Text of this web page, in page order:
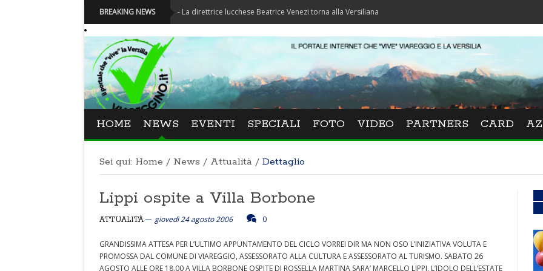
BREAKING NEWS
Festival La Versiliana - La direttrice lucchese Beatrice Venezi torna alla Versiliana
HOME NEWS EVENTI SPECIALI FOTO VIDEO PARTNERS CARD
Sei qui: Home / News / Attualità / Dettaglio
Lippi ospite a Villa Borbone
ATTUALITÀ giovedì 24 agosto 2006 0
GRANDISSIMA ATTESA PER L’ULTIMO APPUNTAMENTO DEL CICLO VORREI DIR MA NON OSO L’INIZIATIVA VOLUTA E
PROMOSSA DAL COMUNE DI VIAREGGIO, ASSESSORATO ALLA CULTURA E ASSESSORATO AL TURISMO. SABATO 26
AGOSTO ALLE ORE 18,00 A VILLA BORBONE OSPITE DI ROSSELLA MARTINA SARA’ MARCELLO LIPPI, L’IDOLO DELL’ESTATE